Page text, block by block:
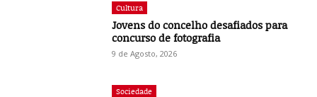
Cultura
Jovens do concelho desafiados para
concurso de fotografia
9 de Agosto, 2026
Sociedade